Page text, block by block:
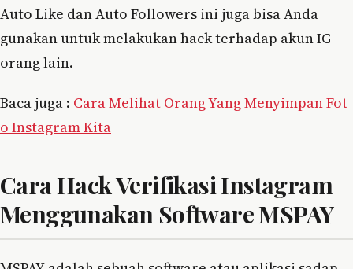
Auto Like dan Auto Followers ini juga bisa Anda
gunakan untuk melakukan hack terhadap akun IG
orang lain.
Baca juga : Cara Melihat Orang Yang Menyimpan Fot
o Instagram Kita
Cara Hack Verifikasi Instagram
Menggunakan Software MSPAY